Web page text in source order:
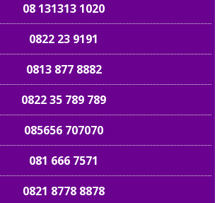
08 131313 1020
0822 23 9191
0813 877 8882
0822 35 789 789
085656 707070
081 666 7571
0821 8778 8878